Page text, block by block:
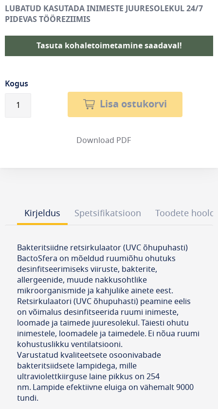
LUBATUD KASUTADA INIMESTE JUURESOLEKUL 24/7
PIDEVAS TÖÖREZIIMIS
Tasuta kohaletoimetamine saadaval!
Kogus
Lisa ostukorvi
Download PDF
Kirjeldus Spetsifikatsioon Toodete
Bakteritsiidne retsirkulaator (UVC õhupuhasti)
BactoSfera on mõeldud ruumiõhu ohutuks
desinfitseerimiseks viiruste, bakterite,
allergeenide, muude nakkusohtlike
mikroorganismide ja kahjulike ainete eest.
Retsirkulaatori (UVC õhupuhasti) peamine eelis
on võimalus desinfitseerida ruumi inimeste,
loomade ja taimede juuresolekul. Täiesti ohutu
inimestele, loomadele ja taimedele. Ei nõua ruumi
kohustuslikku ventilatsiooni.
Varustatud kvaliteetsete osoonivabade
bakteritsiidsete lampidega, mille
ultraviolettkiirguse laine pikkus on 254
nm. Lampide efektiivne eluiga on vähemalt 9000
tundi.